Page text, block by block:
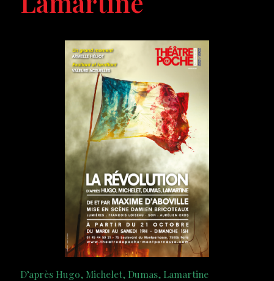
D’après Hugo, Michelet, Dumas, Lamartine